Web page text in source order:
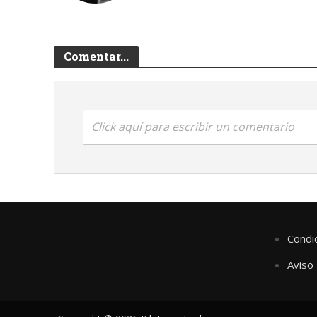
Comentar...
Click aquí para escribir un comentario
Aviso